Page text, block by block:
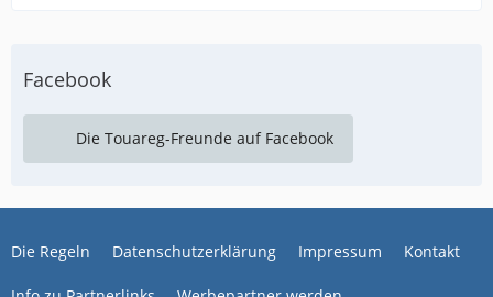
Facebook
Die Touareg-Freunde auf Facebook
Die Regeln Datenschutzerklärung Impressum Kontakt